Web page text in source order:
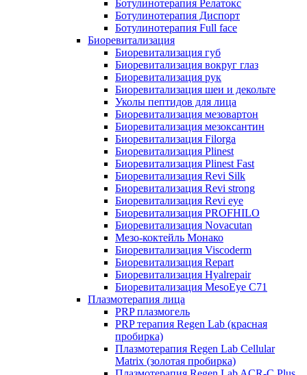
Ботулинотерапия Релатокс
Ботулинотерапия Диспорт
Ботулинотерапия Full face
Биоревитализация
Биоревитализация губ
Биоревитализация вокруг глаз
Биоревитализация рук
Биоревитализация шеи и декольте
Уколы пептидов для лица
Биоревитализация мезовартон
Биоревитализация мезоксантин
Биоревитализация Filorga
Биоревитализация Plinest
Биоревитализация Plinest Fast
Биоревитализация Revi Silk
Биоревитализация Revi strong
Биоревитализация Revi eye
Биоревитализация PROFHILO
Биоревитализация Novacutan
Мезо-коктейль Монако
Биоревитализация Viscoderm
Биоревитализация Repart
Биоревитализация Hyalrepair
Биоревитализация MesoEye C71
Плазмотерапия лица
PRP плазмогель
PRP терапия Regen Lab (красная
пробирка)
Плазмотерапия Regen Lab Cellular
Matrix (золотая пробирка)